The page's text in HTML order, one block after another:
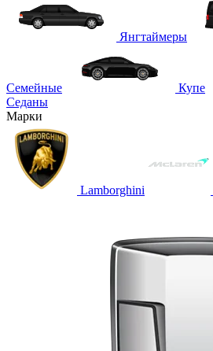
Янгтаймеры
Семейные
Купе
Седаны
Марки
Lamborghini